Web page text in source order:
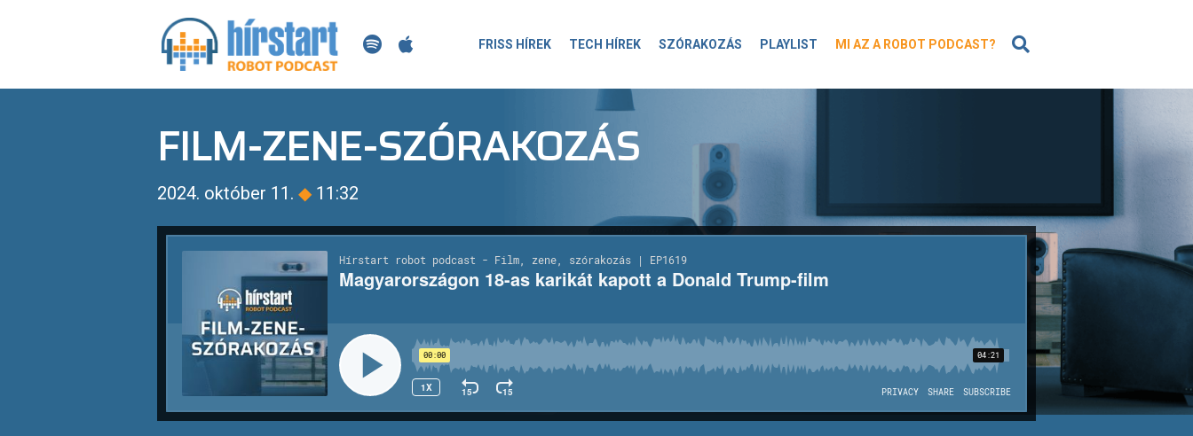
FRISS HÍREK TECH HÍREK SZÓRAKOZÁS PLAYLIST MI AZ A ROBOT PODCAST?
FILM-ZENE-SZÓRAKOZÁS
2024. október 11. ◆ 11:32